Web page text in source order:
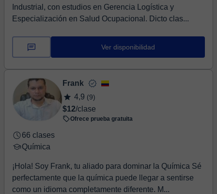
Industrial, con estudios en Gerencia Logística y
Especialización en Salud Ocupacional. Dicto clas...
Ver disponibilidad
Frank
4,9 (9)
$12/clase
Ofrece prueba gratuita
66 clases
Química
¡Hola! Soy Frank, tu aliado para dominar la Química Sé
perfectamente que la química puede llegar a sentirse
como un idioma completamente diferente. M...